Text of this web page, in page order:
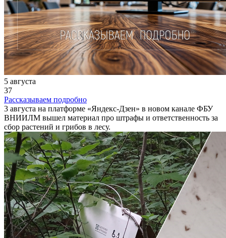
5 августа
37
Рассказываем подробно
3 августа на платформе «Яндекс-Дзен» в новом канале ФБУ
ВНИИЛМ вышел материал про штрафы и ответственность за
сбор растений и грибов в лесу.